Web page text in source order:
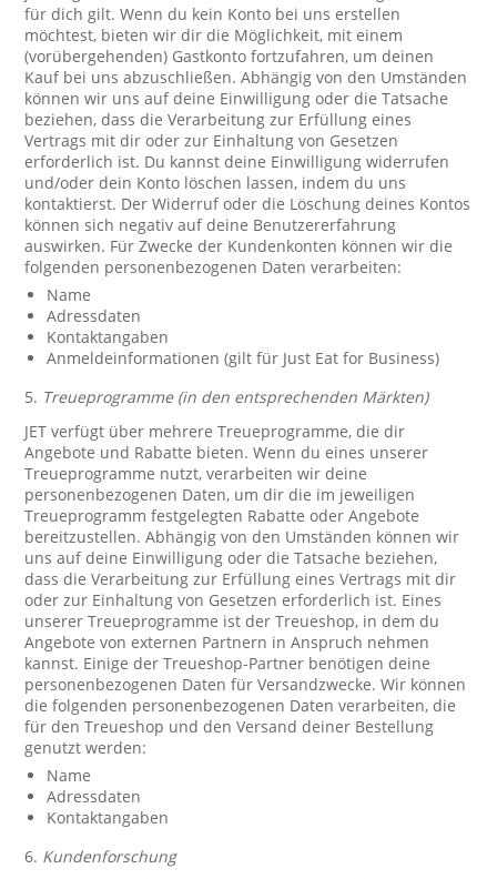
für dich gilt. Wenn du kein Konto bei uns erstellen
möchtest, bieten wir dir die Möglichkeit, mit einem
(vorübergehenden) Gastkonto fortzufahren, um deinen
Kauf bei uns abzuschließen. Abhängig von den Umständen
können wir uns auf deine Einwilligung oder die Tatsache
beziehen, dass die Verarbeitung zur Erfüllung eines
Vertrags mit dir oder zur Einhaltung von Gesetzen
erforderlich ist. Du kannst deine Einwilligung widerrufen
und/oder dein Konto löschen lassen, indem du uns
kontaktierst. Der Widerruf oder die Löschung deines Kontos
können sich negativ auf deine Benutzererfahrung
auswirken. Für Zwecke der Kundenkonten können wir die
folgenden personenbezogenen Daten verarbeiten:
Name
Adressdaten
Kontaktangaben
Anmeldeinformationen (gilt für Just Eat for Business)
5. Treueprogramme (in den entsprechenden Märkten)
JET verfügt über mehrere Treueprogramme, die dir
Angebote und Rabatte bieten. Wenn du eines unserer
Treueprogramme nutzt, verarbeiten wir deine
personenbezogenen Daten, um dir die im jeweiligen
Treueprogramm festgelegten Rabatte oder Angebote
bereitzustellen. Abhängig von den Umständen können wir
uns auf deine Einwilligung oder die Tatsache beziehen,
dass die Verarbeitung zur Erfüllung eines Vertrags mit dir
oder zur Einhaltung von Gesetzen erforderlich ist. Eines
unserer Treueprogramme ist der Treueshop, in dem du
Angebote von externen Partnern in Anspruch nehmen
kannst. Einige der Treueshop-Partner benötigen deine
personenbezogenen Daten für Versandzwecke. Wir können
die folgenden personenbezogenen Daten verarbeiten, die
für den Treueshop und den Versand deiner Bestellung
genutzt werden:
Name
Adressdaten
Kontaktangaben
6. Kundenforschung